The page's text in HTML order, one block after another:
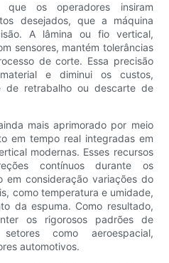
que os operadores insiram
desejados, que a máquina
A lâmina ou fio vertical,
sensores, mantém tolerâncias
de corte. Essa precisão
e diminui os custos,
de retrabalho ou descarte de
mais aprimorado por meio
em tempo real integradas em
modernas. Esses recursos
contínuos durante os
em consideração variações do
como temperatura e umidade,
da espuma. Como resultado,
os rigorosos padrões de
como aeroespacial,
automotivos.